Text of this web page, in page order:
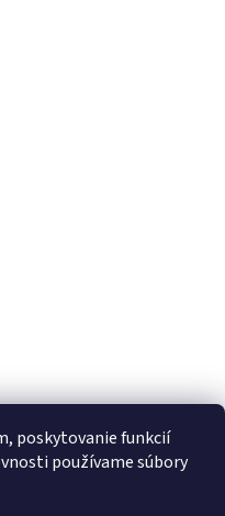
poskytovanie funkcií
používame súbory